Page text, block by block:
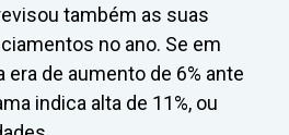
também as suas
no ano. Se em
de aumento de 6% ante
indica alta de 11%, ou